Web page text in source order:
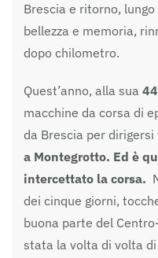
Brescia e ritorno,
bellezza e memoria,
dopo chilometro.
Quest’anno, alla sua
macchine da corsa di
da Brescia per
a Montegrotto. Ed è
intercettato la corsa.
dei cinque giorni,
buona parte del
stata la volta di volta